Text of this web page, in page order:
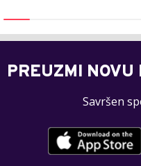
PREUZMI
Savršen